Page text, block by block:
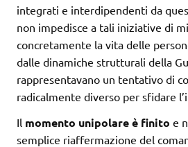
integrati e interdipendenti da
non impedisce a tali iniziative di
concretamente la vita delle
dalle dinamiche strutturali della
rappresentavano un tentativo di
radicalmente diverso per sfidare
Il momento unipolare è finito e
semplice riaffermazione del